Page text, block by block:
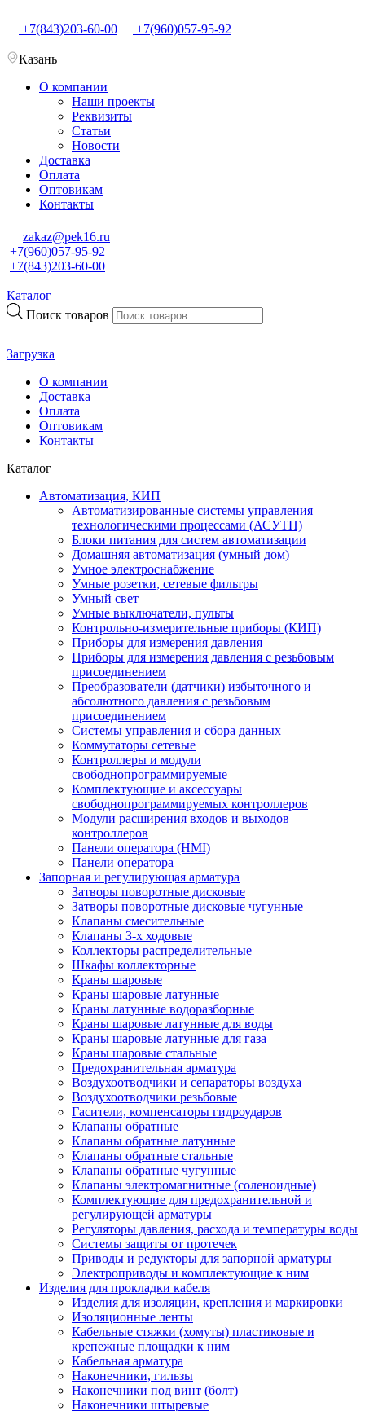
+7(843)203-60-00 +7(960)057-95-92
Казань
О компании
Наши проекты
Реквизиты
Статьи
Новости
Доставка
Оплата
Оптовикам
Контакты
zakaz@pek16.ru
+7(960)057-95-92
+7(843)203-60-00
Каталог
Поиск товаров
Загрузка
О компании
Доставка
Оплата
Оптовикам
Контакты
Каталог
Автоматизация, КИП
Автоматизированные системы управления
технологическими процессами (АСУТП)
Блоки питания для систем автоматизации
Домашняя автоматизация (умный дом)
Умное электроснабжение
Умные розетки, сетевые фильтры
Умный свет
Умные выключатели, пульты
Контрольно-измерительные приборы (КИП)
Приборы для измерения давления
Приборы для измерения давления с резьбовым
присоединением
Преобразователи (датчики) избыточного и
абсолютного давления с резьбовым
присоединением
Системы управления и сбора данных
Коммутаторы сетевые
Контроллеры и модули
свободнопрограммируемые
Комплектующие и аксессуары
свободнопрограммируемых контроллеров
Модули расширения входов и выходов
контроллеров
Панели оператора (HMI)
Панели оператора
Запорная и регулирующая арматура
Затворы поворотные дисковые
Затворы поворотные дисковые чугунные
Клапаны смесительные
Клапаны 3-х ходовые
Коллекторы распределительные
Шкафы коллекторные
Краны шаровые
Краны шаровые латунные
Краны латунные водоразборные
Краны шаровые латунные для воды
Краны шаровые латунные для газа
Краны шаровые стальные
Предохранительная арматура
Воздухоотводчики и сепараторы воздуха
Воздухоотводчики резьбовые
Гасители, компенсаторы гидроударов
Клапаны обратные
Клапаны обратные латунные
Клапаны обратные стальные
Клапаны обратные чугунные
Клапаны электромагнитные (соленоидные)
Комплектующие для предохранительной и
регулирующей арматуры
Регуляторы давления, расхода и температуры воды
Системы защиты от протечек
Приводы и редукторы для запорной арматуры
Электроприводы и комплектующие к ним
Изделия для прокладки кабеля
Изделия для изоляции, крепления и маркировки
Изоляционные ленты
Кабельные стяжки (хомуты) пластиковые и
крепежные площадки к ним
Кабельная арматура
Наконечники, гильзы
Наконечники под винт (болт)
Наконечники штыревые